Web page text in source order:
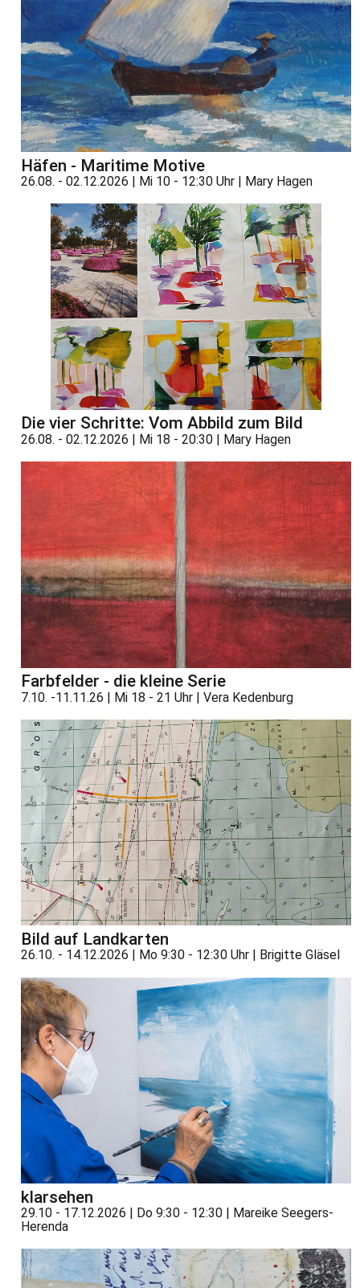
Häfen - Maritime Motive
26.08. - 02.12.2026 | Mi 10 - 12:30 Uhr | Mary Hagen
Die vier Schritte: Vom Abbild zum Bild
26.08. - 02.12.2026 | Mi 18 - 20:30 | Mary Hagen
Farbfelder - die kleine Serie
7.10. -11.11.26 | Mi 18 - 21 Uhr | Vera Kedenburg
Bild auf Landkarten
26.10. - 14.12.2026 | Mo 9:30 - 12:30 Uhr | Brigitte Gläsel
klarsehen
29.10 - 17.12.2026 | Do 9:30 - 12:30 | Mareike Seegers-
Herenda